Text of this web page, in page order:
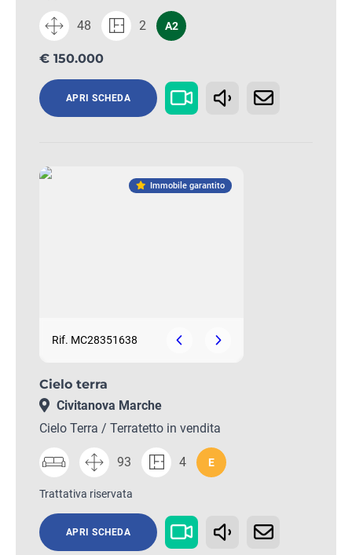
48 2 A2
€ 150.000
APRI SCHEDA
Immobile garantito
Rif. MC28351638
Cielo terra
Civitanova Marche
Cielo Terra / Terratetto in vendita
93 4 E
Trattativa riservata
APRI SCHEDA